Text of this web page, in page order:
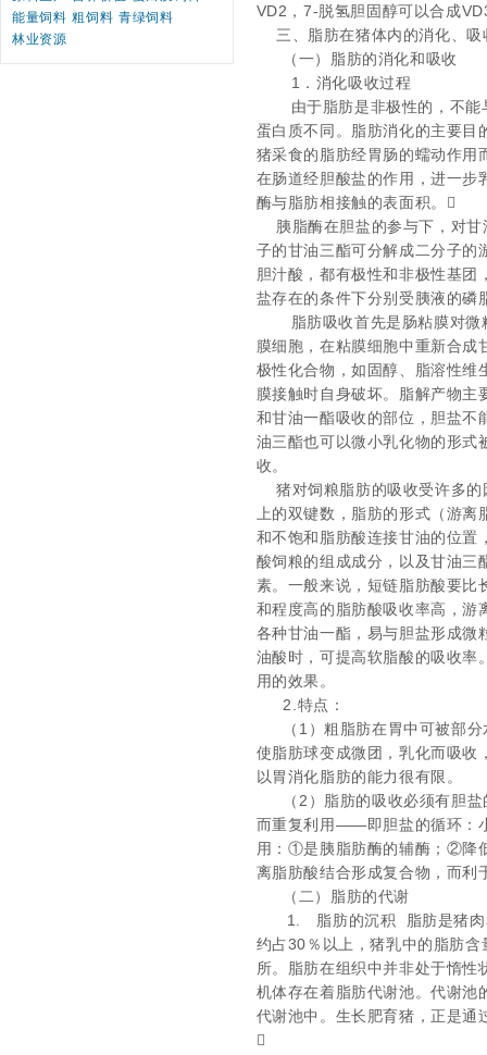
能量饲料 粗饲料 青绿饲料
林业资源
VD2 ， 7-脱氢胆固醇可以合成V
三、脂肪在猪体内的消化、吸
（一）脂肪的消化和吸收
1 ．消化吸收过程
由于脂肪是非极性的，不
蛋白质不同。脂肪消化的主要目
猪采食的脂肪经胃肠的蠕动作用
在肠道经胆酸盐的作用，进一步
酶与脂肪相接触的表面积。
胰脂酶在胆盐的参与下，对
子的甘油三酯可分解成二分子的
胆汁酸，都有极性和非极性基
盐存在的条件下分别受胰液的磷
脂肪吸收首先是肠粘膜对
膜细胞，在粘膜细胞中重新合
极性化合物，如固醇、脂溶性维
膜接触时自身破坏。脂解产物
和甘油一酯吸收的部位，胆盐不
油三酯也可以微小乳化物的形式
收。
猪对饲粮脂肪的吸收受许多
上的双键数，脂肪的形式（游
和不饱和脂肪酸连接甘油的位置
酸饲粮的组成成分，以及甘油三
素。一般来说，短链脂肪酸要比
和程度高的脂肪酸吸收率高，游
各种甘油一酯，易与胆盐形成微
油酸时，可提高软脂酸的吸收率
用的效果。
2. 特点：
（ 1 ）粗脂肪在胃中可被部
使脂肪球变成微团，乳化而吸收
以胃消化脂肪的能力很有限。
（ 2 ）脂肪的吸收必须有胆
而重复利用——即胆盐的循环：
用：①是胰脂肪酶的辅酶；②降
离脂肪酸结合形成复合物，而
（二）脂肪的代谢
1.
脂肪的沉积
脂肪是猪
约占30％以上，猪乳中的脂肪含
所。脂肪在组织中并非处于惰
机体存在着脂肪代谢池。代谢池
代谢池中。生长肥育猪，正是通
